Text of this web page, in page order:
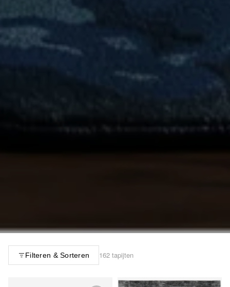
Filteren & Sorteren 162 tapijten